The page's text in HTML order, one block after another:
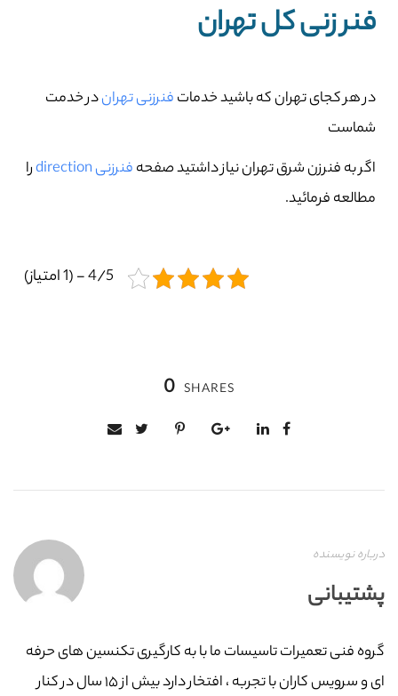
فنر زنی کل تهران
در هر کجای تهران که باشید خدماتفنرزنی تهراندر خدمت
شماست
اگر به فنرزن شرق تهران نیاز داشتید صفحهفنرزنی direction
را
مطالعه فرمائید.
4/5 - (1 امتیاز)
0 SHARES
درباره نویسنده
پشتیبانی
گروه فنی تعمیرات تاسیسات ما با به‌ کارگیری تکنسین های حرفه
ای و سرویس کاران با تجربه ، افتخار دارد بیش از ۱۵ سال در کنار